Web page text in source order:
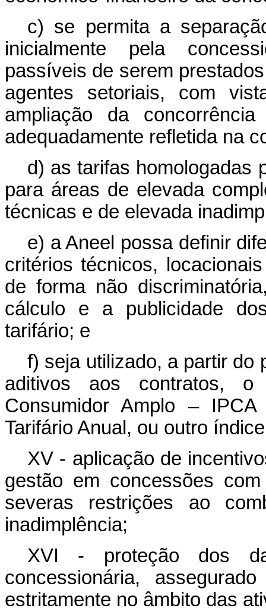
c) se permita a
inicialmente pela
passíveis de serem
agentes setoriais, com
ampliação da
adequadamente refletida na
d) as tarifas homologadas
para áreas de elevada
técnicas e de elevada
e) a Aneel possa definir
critérios técnicos,
de forma não
cálculo e a publicidade
tarifário; e
f) seja utilizado, a partir do
aditivos aos contratos,
Consumidor Amplo –
Tarifário Anual, ou outro
XV - aplicação de
gestão em concessões
severas restrições ao
inadimplência;
XVI - proteção dos
concessionária,
estritamente no âmbito das